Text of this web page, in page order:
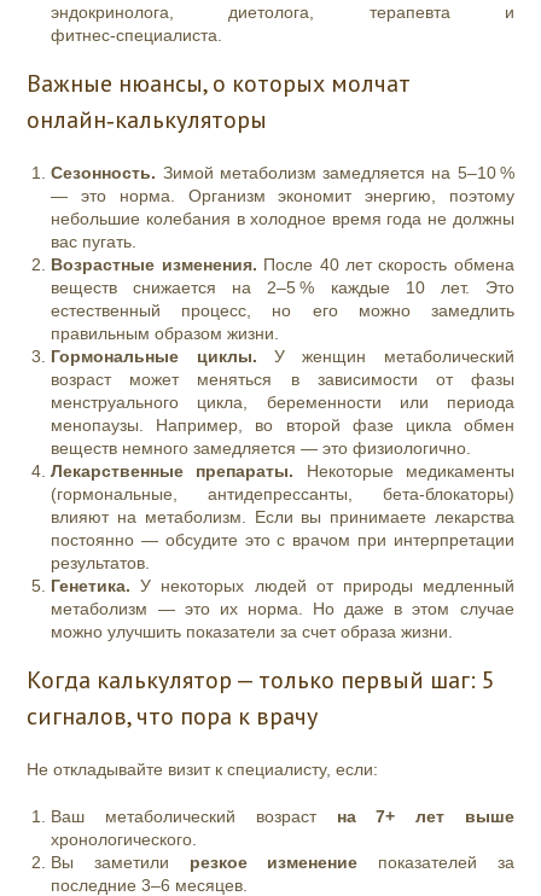
эндокринолога, диетолога, терапевта и
фитнес‑специалиста.
Важные нюансы, о которых молчат
онлайн‑калькуляторы
Сезонность. Зимой метаболизм замедляется на 5–10 %
— это норма. Организм экономит энергию, поэтому
небольшие колебания в холодное время года не должны
вас пугать.
Возрастные изменения. После 40 лет скорость обмена
веществ снижается на 2–5 % каждые 10 лет. Это
естественный процесс, но его можно замедлить
правильным образом жизни.
Гормональные циклы. У женщин метаболический
возраст может меняться в зависимости от фазы
менструального цикла, беременности или периода
менопаузы. Например, во второй фазе цикла обмен
веществ немного замедляется — это физиологично.
Лекарственные препараты. Некоторые медикаменты
(гормональные, антидепрессанты, бета‑блокаторы)
влияют на метаболизм. Если вы принимаете лекарства
постоянно — обсудите это с врачом при интерпретации
результатов.
Генетика. У некоторых людей от природы медленный
метаболизм — это их норма. Но даже в этом случае
можно улучшить показатели за счет образа жизни.
Когда калькулятор — только первый шаг: 5
сигналов, что пора к врачу
Не откладывайте визит к специалисту, если:
Ваш метаболический возраст на 7+ лет выше
хронологического.
Вы заметили резкое изменение показателей за
последние 3–6 месяцев.